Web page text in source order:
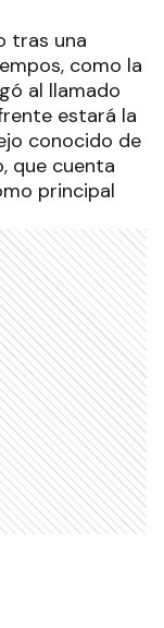
tras una
como la
al llamado
estará la
conocido de
que cuenta
principal